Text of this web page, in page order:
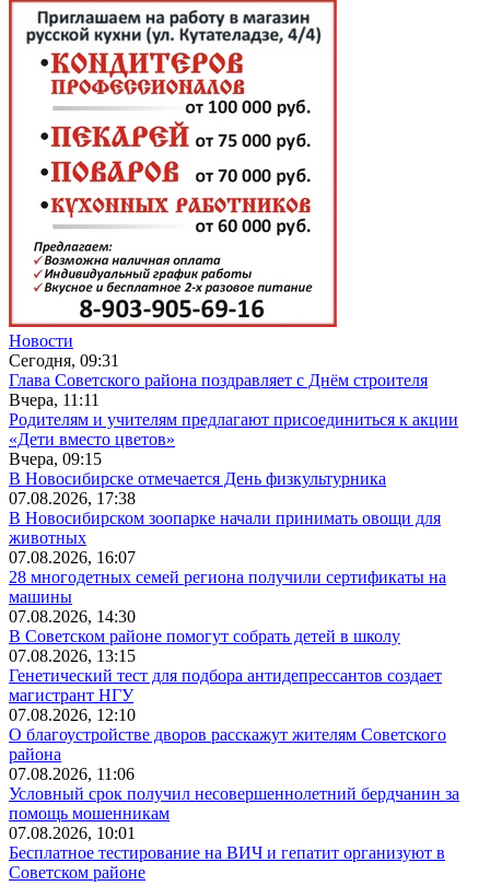
Новости
Сегодня, 09:31
Глава Советского района поздравляет с Днём строителя
Вчера, 11:11
Родителям и учителям предлагают присоединиться к акции
«Дети вместо цветов»
Вчера, 09:15
В Новосибирске отмечается День физкультурника
07.08.2026, 17:38
В Новосибирском зоопарке начали принимать овощи для
животных
07.08.2026, 16:07
28 многодетных семей региона получили сертификаты на
машины
07.08.2026, 14:30
В Советском районе помогут собрать детей в школу
07.08.2026, 13:15
Генетический тест для подбора антидепрессантов создает
магистрант НГУ
07.08.2026, 12:10
О благоустройстве дворов расскажут жителям Советского
района
07.08.2026, 11:06
Условный срок получил несовершеннолетний бердчанин за
помощь мошенникам
07.08.2026, 10:01
Бесплатное тестирование на ВИЧ и гепатит организуют в
Советском районе